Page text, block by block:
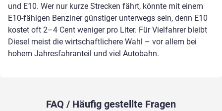
und E10. Wer nur kurze Strecken fährt, könnte mit einem
E10-fähigen Benziner günstiger unterwegs sein, denn E10
kostet oft 2–4 Cent weniger pro Liter. Für Vielfahrer bleibt
Diesel meist die wirtschaftlichere Wahl – vor allem bei
hohem Jahresfahranteil und viel Autobahn.
FAQ / Häufig gestellte Fragen